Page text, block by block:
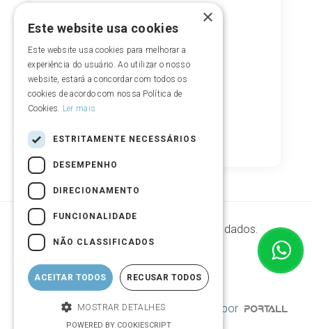
Segurança de armazenamento de dados.
© Copyright 2004 - 2026 | Desenvolvido por
×
Este website usa cookies
Este website usa cookies para melhorar a
experiência do usuário. Ao utilizar o nosso
website, estará a concordar com todos os
cookies de acordo com nossa Política de
Cookies. Ler mais
ESTRITAMENTE NECESSÁRIOS
DESEMPENHO
DIRECIONAMENTO
FUNCIONALIDADE
NÃO CLASSIFICADOS
ACEITAR TODOS RECUSAR TODOS
MOSTRAR DETALHES
POWERED BY COOKIESCRIPT